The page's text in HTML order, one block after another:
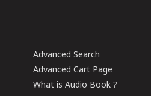
Advanced Search
Advanced Cart Page
What is Audio Book ?